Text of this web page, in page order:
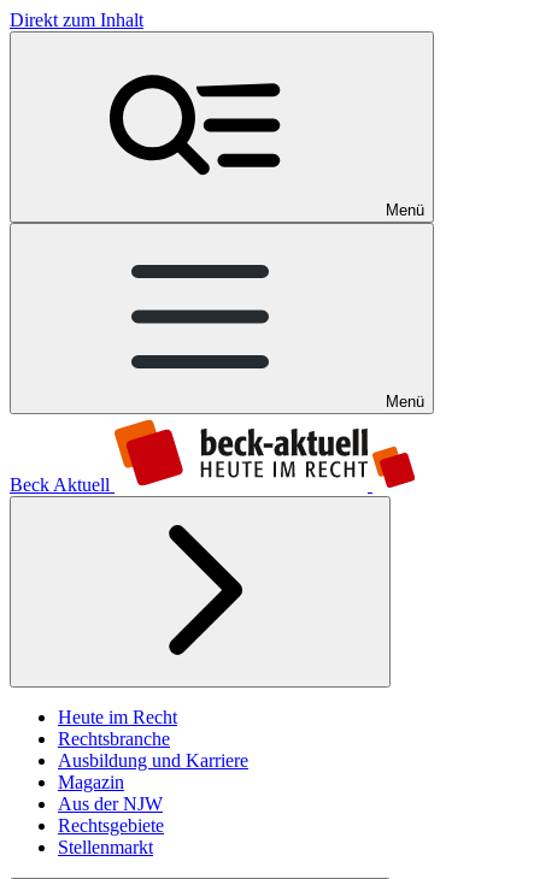
Direkt zum Inhalt
Menü
Menü
Beck Aktuell
Heute im Recht
Rechtsbranche
Ausbildung und Karriere
Magazin
Aus der NJW
Rechtsgebiete
Stellenmarkt